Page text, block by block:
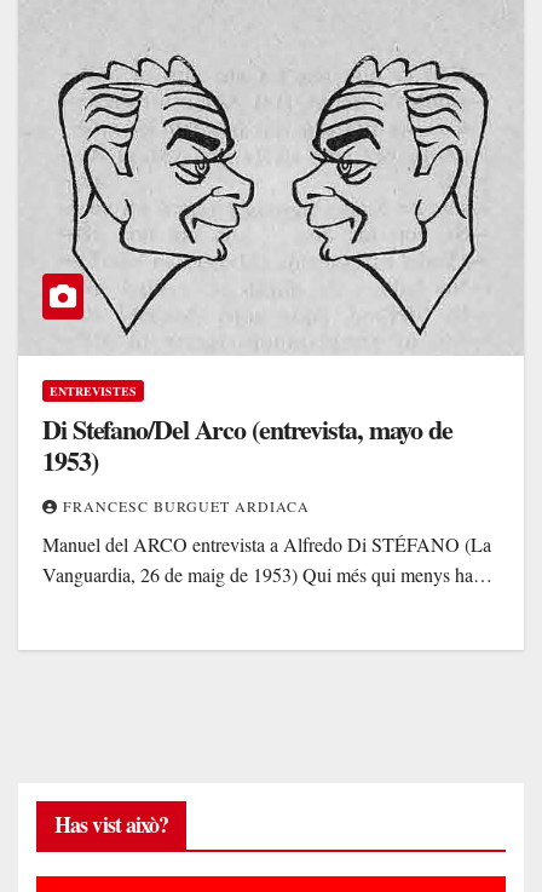
ENTREVISTES
Di Stefano/Del Arco (entrevista, mayo de
1953)
FRANCESC BURGUET ARDIACA
Manuel del ARCO entrevista a Alfredo Di STÉFANO (La
Vanguardia, 26 de maig de 1953) Qui més qui menys ha…
Has vist això?